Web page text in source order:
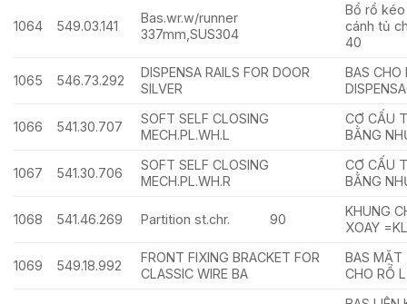
1064 549.03.141
Bas.wr.w/runner
337mm,SUS304
Bổ rổ
cánh tủ
40
1065 546.73.292
DISPENSA RAILS FOR DOOR
SILVER
BAS CHO
1066 541.30.707
SOFT SELF CLOSING
MECH.PL.WH.L
CƠ CẤU
BẰNG
1067 541.30.706
SOFT SELF CLOSING
MECH.PL.WH.R
CƠ CẤU
BẰNG
1068 541.46.269 Partition st.chr. 90
KHUNG
XOAY
1069 549.18.992
FRONT FIXING BRACKET FOR
CLASSIC WIRE BA
BAS MẶT
CHO RỔ